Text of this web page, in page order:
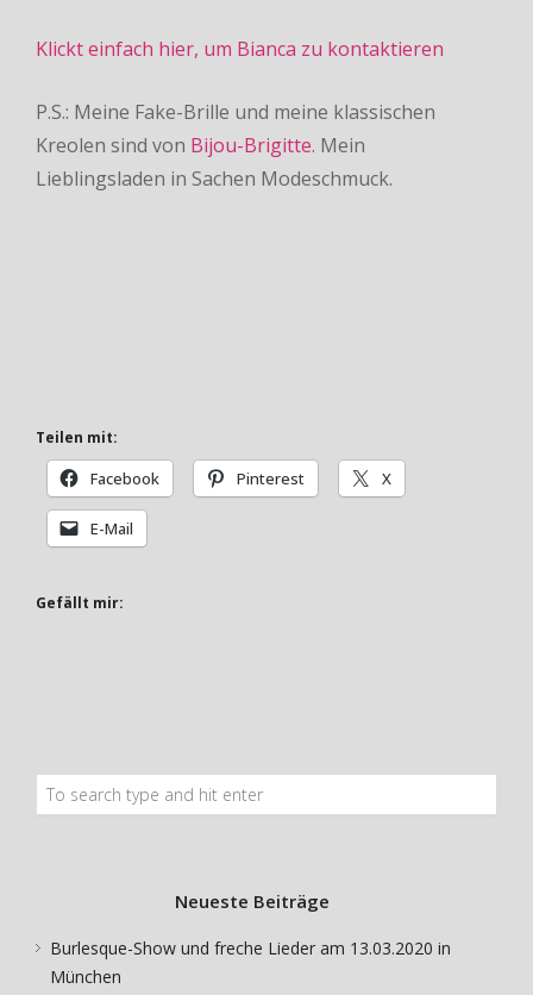
Klickt einfach hier, um Bianca zu kontaktieren
P.S.: Meine Fake-Brille und meine klassischen
Kreolen sind von Bijou-Brigitte. Mein
Lieblingsladen in Sachen Modeschmuck.
Teilen mit:
Facebook Pinterest X
E-Mail
Gefällt mir:
Neueste Beiträge
Burlesque-Show und freche Lieder am 13.03.2020 in
München